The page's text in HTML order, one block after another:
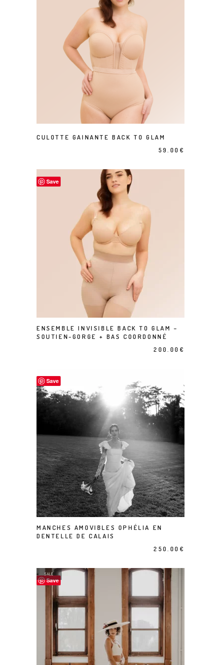
CHOIX DES OPTIONS
Ce produit a plusieurs variations. Les options peuvent être choisies sur la page du produit
CULOTTE GAINANTE BACK TO GLAM
59.00 €
Save
CHOIX DES OPTIONS
Ce produit a plusieurs variations. Les options peuvent être choisies sur la page du produit
ENSEMBLE INVISIBLE BACK TO GLAM –
SOUTIEN-GORGE + BAS COORDONNÉ
200.00 €
Save
CHOIX DES OPTIONS
Ce produit a plusieurs variations. Les options peuvent être choisies sur la page du produit
MANCHES AMOVIBLES OPHÉLIA EN
DENTELLE DE CALAIS
250.00 €
Save
SALE